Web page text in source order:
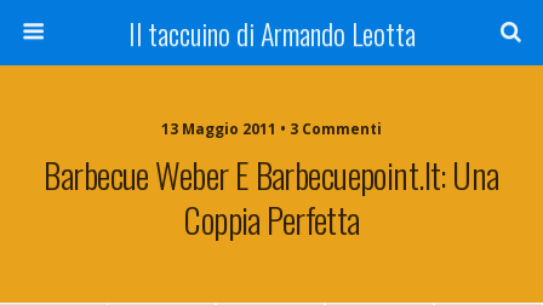
Il taccuino di Armando Leotta
13 Maggio 2011 • 3 Commenti
Barbecue Weber E Barbecuepoint.it: Una
Coppia Perfetta